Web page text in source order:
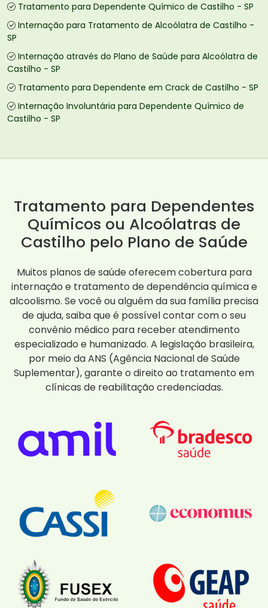
Tratamento para Dependente Químico de Castilho - SP
Internação para Tratamento de Alcoólatra de Castilho -
SP
Internação através do Plano de Saúde para Alcoólatra de
Castilho - SP
Tratamento para Dependente em Crack de Castilho - SP
Internação Involuntária para Dependente Químico de
Castilho - SP
Tratamento para Dependentes
Químicos ou Alcoólatras de
Castilho pelo Plano de Saúde
Muitos planos de saúde oferecem cobertura para
internação e tratamento de dependência química e
alcoolismo. Se você ou alguém da sua família precisa
de ajuda, saiba que é possível contar com o seu
convênio médico para receber atendimento
especializado e humanizado. A legislação brasileira,
por meio da ANS (Agência Nacional de Saúde
Suplementar), garante o direito ao tratamento em
clínicas de reabilitação credenciadas.